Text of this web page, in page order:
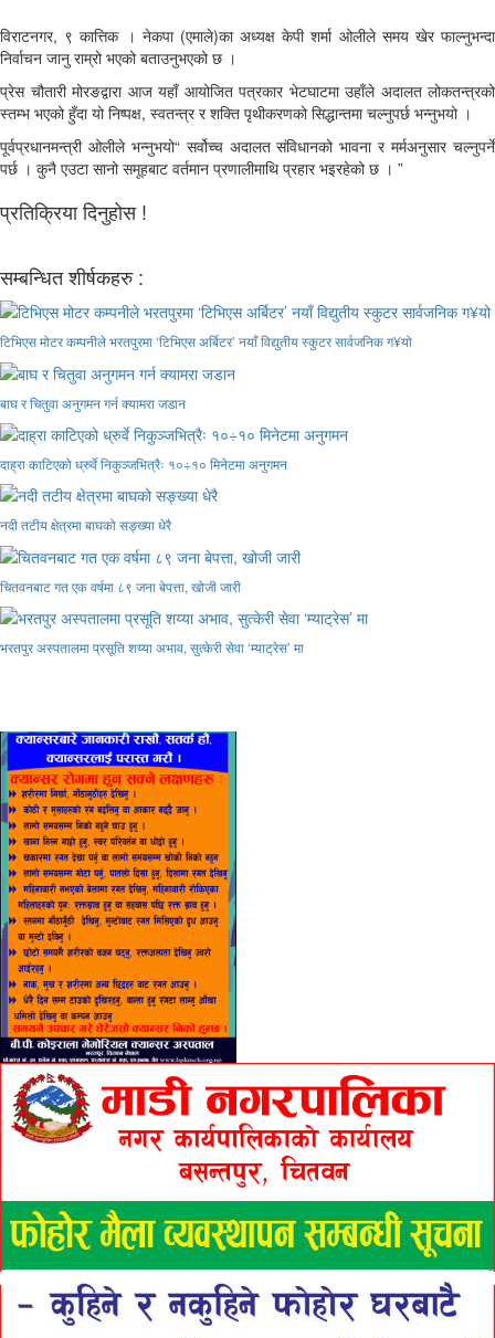
विराटनगर, ९ कात्तिक । नेकपा (एमाले)का अध्यक्ष केपी शर्मा ओलीले समय खेर फाल्नुभन्दा
निर्वाचन जानु राम्रो भएको बताउनुभएको छ ।
प्रेस चौतारी मोरङद्वारा आज यहाँ आयोजित पत्रकार भेटघाटमा उहाँले अदालत लोकतन्त्रको
स्तम्भ भएको हुँदा यो निष्पक्ष, स्वतन्त्र र शक्ति पृथीकरणको सिद्धान्तमा चल्नुपर्छ भन्नुभयो ।
पूर्वप्रधानमन्त्री ओलीले भन्नुभयो“ सर्वोच्च अदालत संविधानको भावना र मर्मअनुसार चल्नुपर्ने
पर्छ । कुनै एउटा सानो समूहबाट वर्तमान प्रणालीमाथि प्रहार भइरहेको छ । ”
प्रतिक्रिया दिनुहोस !
सम्बन्धित शीर्षकहरु :
टिभिएस मोटर कम्पनीले भरतपुरमा ‘टिभिएस अर्बिटर’ नयाँ विद्युतीय स्कुटर सार्वजनिक ग¥यो
बाघ र चितुवा अनुगमन गर्न क्यामरा जडान
दाह्रा काटिएको ध्रुर्वे निकुञ्जभित्रैः १०÷१० मिनेटमा अनुगमन
नदी तटीय क्षेत्रमा बाघको सङ्ख्या धेरै
चितवनबाट गत एक वर्षमा ८९ जना बेपत्ता, खोजी जारी
भरतपुर अस्पतालमा प्रसूति शय्या अभाव, सुत्केरी सेवा ‘म्याट्रेस’ मा